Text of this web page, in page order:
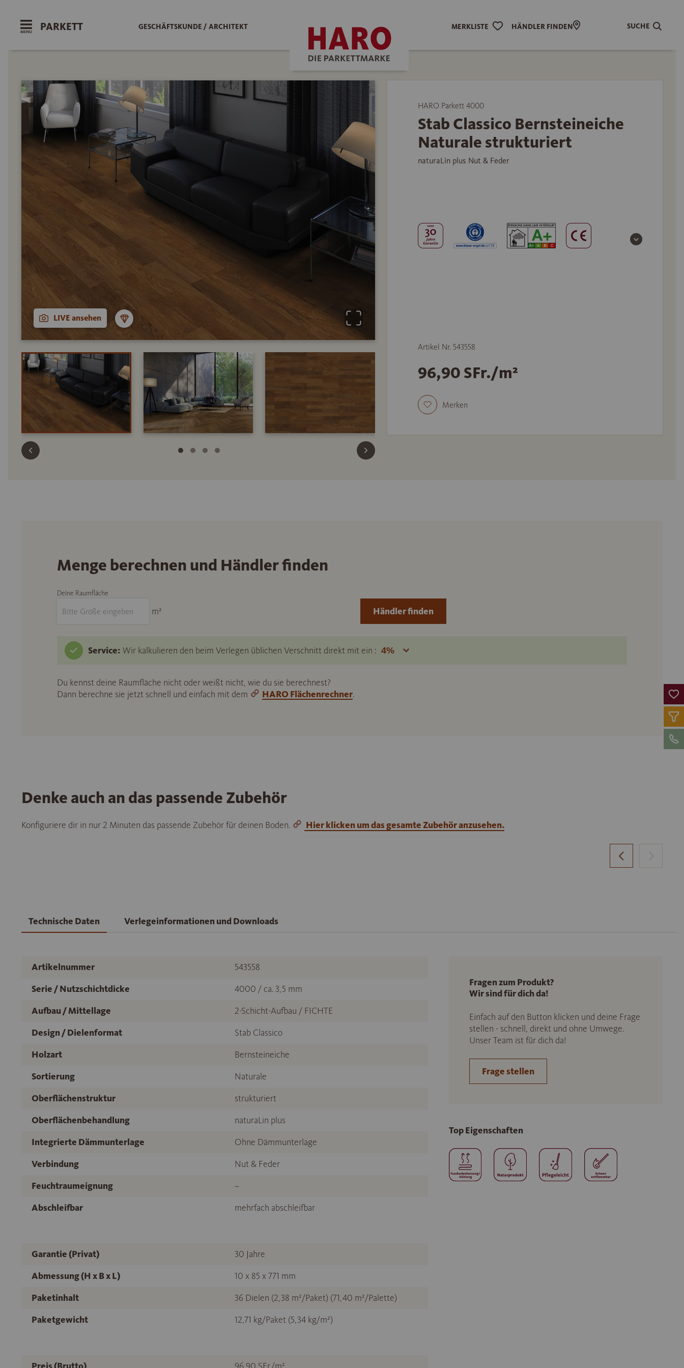
PARKETT GESCHÄFTSKUNDE / ARCHITEKT MERKLISTE HÄNDLER FINDEN SUCHE
LIVE ansehen
HARO Parkett 4000
Stab Classico Bernsteineiche
Naturale strukturiert
naturaLin plus Nut & Feder
Artikel Nr. 543558
96,90 SFr./m²
Merken
Menge berechnen und Händler finden
Deine Raumfläche
m²
Service: Wir kalkulieren den beim Verlegen üblichen Verschnitt direkt mit ein :
Du kennst deine Raumfläche nicht oder weißt nicht, wie du sie berechnest?
Dann berechne sie jetzt schnell und einfach mit dem
HARO Flächenrechner.
Händler finden
Denke auch an das passende Zubehör
Konfiguriere dir in nur 2 Minuten das passende Zubehör für deinen Boden. Hier klicken um das gesamte Zubehör anzusehen.
Technische Daten Verlegeinformationen und Downloads
Artikelnummer
543558
Serie / Nutzschichtdicke
4000 / ca. 3,5 mm
Aufbau / Mittellage
2-Schicht-Aufbau / FICHTE
Design / Dielenformat
Stab Classico
Holzart
Bernsteineiche
Sortierung
Naturale
Oberflächenstruktur
strukturiert
Oberflächenbehandlung
naturaLin plus
Integrierte Dämmunterlage
Ohne Dämmunterlage
Verbindung
Nut & Feder
Feuchtraumeignung
–
Abschleifbar
mehrfach abschleifbar
Garantie (Privat)
30 Jahre
Abmessung (H x B x L)
10 x 85 x 771 mm
Paketinhalt
36 Dielen (2,38 m²/Paket) (71,40 m²/Palette)
Paketgewicht
12,71 kg/Paket (5,34 kg/m²)
Fragen zum Produkt?
Wir sind für dich da!
Einfach auf den Button klicken und deine Frage
stellen - schnell, direkt und ohne Umwege.
Unser Team ist für dich da!
Frage stellen
Top Eigenschaften